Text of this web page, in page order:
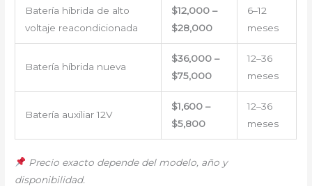
Batería híbrida de alto
voltaje reacondicionada
$12,000 –
$28,000
6–12
meses
Batería híbrida nueva
$36,000 –
$75,000
12–36
meses
Batería auxiliar 12V
$1,600 –
$5,800
12–36
meses
Precio exacto depende del modelo, año y
disponibilidad.